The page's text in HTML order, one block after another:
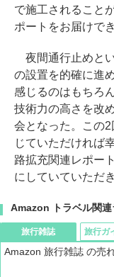
で施工されること
ポートをお届けで
夜間通行止めと
の設置を的確に進
感じるのはもちろ
技術力の高さを改
会となった。この
じていただければ
路拡充関連レポー
にしていていただ
Amazon トラベル関連
旅行雑誌
Amazon 旅行雑誌 の売
旅行ガ